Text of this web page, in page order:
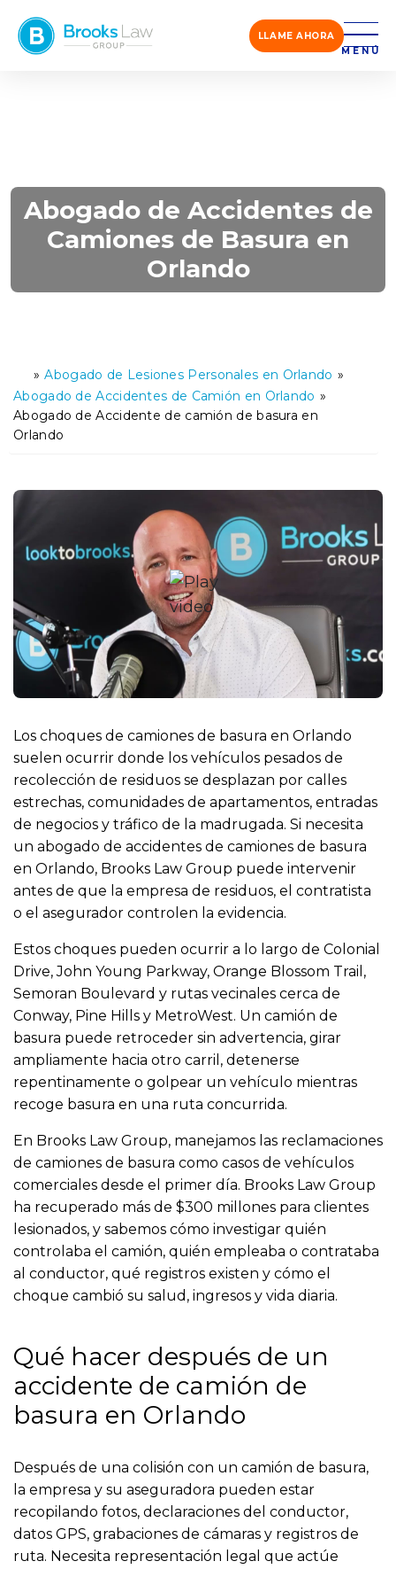
LLAME AHORA
MENÚ
Abogado de Accidentes de
Camiones de Basura en
Orlando
ci
o
» Abogado de Lesiones Personales en Orlando »
Abogado de Accidentes de Camión en Orlando »
Abogado de Accidente de camión de basura en
Orlando
Los choques de camiones de basura en Orlando
suelen ocurrir donde los vehículos pesados de
recolección de residuos se desplazan por calles
estrechas, comunidades de apartamentos, entradas
de negocios y tráfico de la madrugada. Si necesita
un abogado de accidentes de camiones de basura
en Orlando, Brooks Law Group puede intervenir
antes de que la empresa de residuos, el contratista
o el asegurador controlen la evidencia.
Estos choques pueden ocurrir a lo largo de Colonial
Drive, John Young Parkway, Orange Blossom Trail,
Semoran Boulevard y rutas vecinales cerca de
Conway, Pine Hills y MetroWest. Un camión de
basura puede retroceder sin advertencia, girar
ampliamente hacia otro carril, detenerse
repentinamente o golpear un vehículo mientras
recoge basura en una ruta concurrida.
En Brooks Law Group, manejamos las reclamaciones
de camiones de basura como casos de vehículos
comerciales desde el primer día. Brooks Law Group
ha recuperado más de $300 millones para clientes
lesionados, y sabemos cómo investigar quién
controlaba el camión, quién empleaba o contrataba
al conductor, qué registros existen y cómo el
choque cambió su salud, ingresos y vida diaria.
Qué hacer después de un
accidente de camión de
basura en Orlando
Después de una colisión con un camión de basura,
la empresa y su aseguradora pueden estar
recopilando fotos, declaraciones del conductor,
datos GPS, grabaciones de cámaras y registros de
ruta. Necesita representación legal que actúe